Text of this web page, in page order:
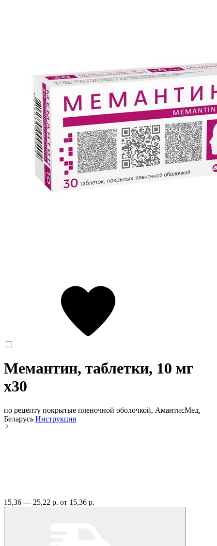
Мемантин, таблетки, 10 мг
x30
по рецепту покрытые пленочной оболочкой, АмантисМед,
Беларусь Инструкция
15,36 — 25,22 р. от 15,36 р.